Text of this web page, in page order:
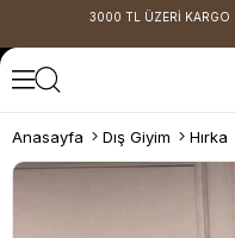
3000 TL ÜZERİ KARGO
Anasayfa Dış Giyim Hırka